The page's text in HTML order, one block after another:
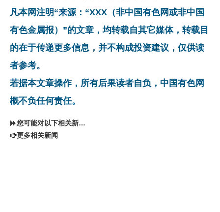
凡本网注明“来源：“XXX（非中国有色网或非中国
有色金属报）”的文章，均转载自其它媒体，转载目
的在于传递更多信息，并不构成投资建议，仅供读
者参考。
若据本文章操作，所有后果读者自负，中国有色网
概不负任何责任。
您可能对以下相关新闻同样感兴趣
更多相关新闻